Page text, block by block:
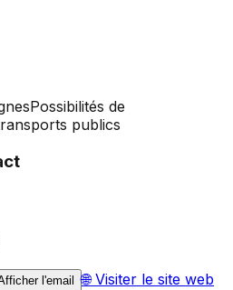
Possibilités de
publics
l'email 🌐Visiter le site web